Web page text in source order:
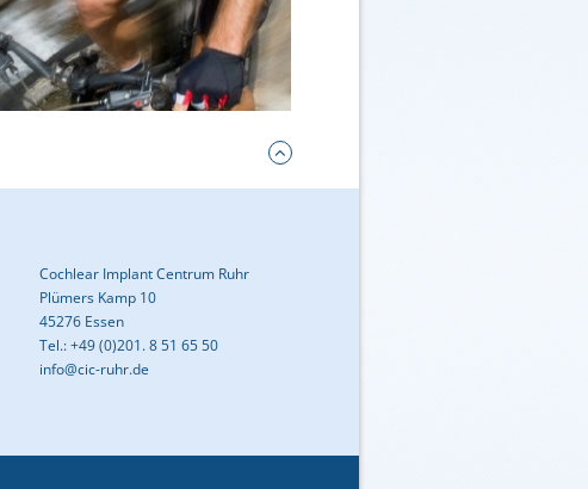
Cochlear Implant Centrum Ruhr
Plümers Kamp 10
45276 Essen
Tel.: +49 (0)201. 8 51 65 50
info@cic-ruhr.de